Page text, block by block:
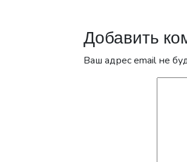
Добавить
Ваш адрес email не